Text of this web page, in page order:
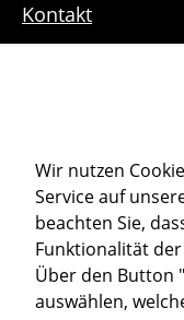
Kontakt
Downloads
Cookie-
Datenschutz
Impressum
Member of
Wir nutzen
Service auf
beachten Sie,
Funktionalität
Über den Button
auswählen,